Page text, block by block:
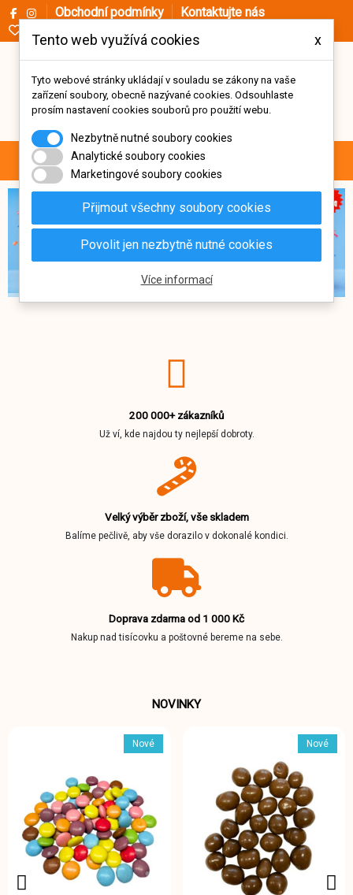
Obchodní podmínky
Kontaktujte nás
)
Menu Vyhledávání Přihlásit se
200 000+ zákazníků
Už ví, kde najdou ty nejlepší dobroty.
Velký výběr zboží, vše skladem
Balíme pečlivě, aby vše dorazilo v dokonalé kondici.
Doprava zdarma od 1 000 Kč
Nakup nad tisícovku a poštovné bereme na sebe.
NOVINKY
Nové Nové
Tento web využívá cookies x
Tyto webové stránky ukládají v souladu se zákony na vaše
zařízení soubory, obecně nazývané cookies. Odsouhlaste
prosím nastavení cookies souborů pro použití webu.
Nezbytně nutné soubory cookies
Analytické soubory cookies
Marketingové soubory cookies
Přijmout všechny soubory cookies
Povolit jen nezbytně nutné cookies
Více informací